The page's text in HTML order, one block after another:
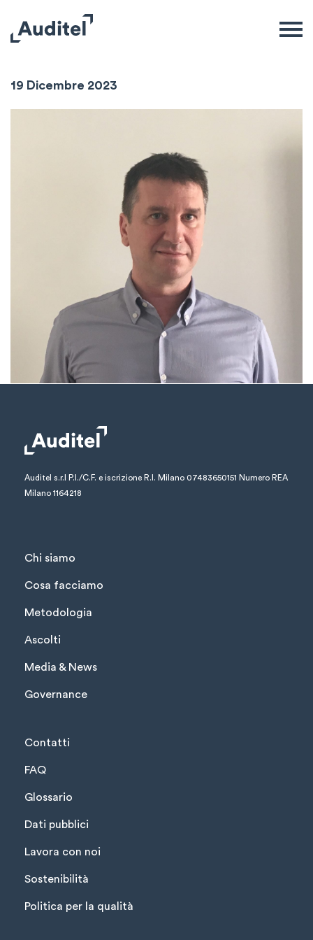
Andrea Cerasoli
19 Dicembre 2023
Auditel s.r.l P.I./C.F. e iscrizione R.I. Milano 07483650151 Numero REA
Milano 1164218
Chi siamo
Cosa facciamo
Metodologia
Ascolti
Media & News
Governance
Contatti
FAQ
Glossario
Dati pubblici
Lavora con noi
Sostenibilità
Politica per la qualità